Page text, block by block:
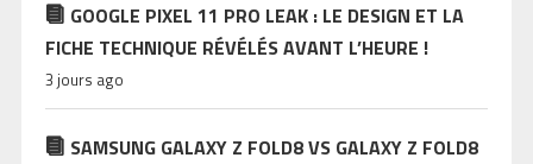
GOOGLE PIXEL 11 PRO LEAK : LE DESIGN ET LA
FICHE TECHNIQUE RÉVÉLÉS AVANT L’HEURE !
3 jours ago
SAMSUNG GALAXY Z FOLD8 VS GALAXY Z FOLD8